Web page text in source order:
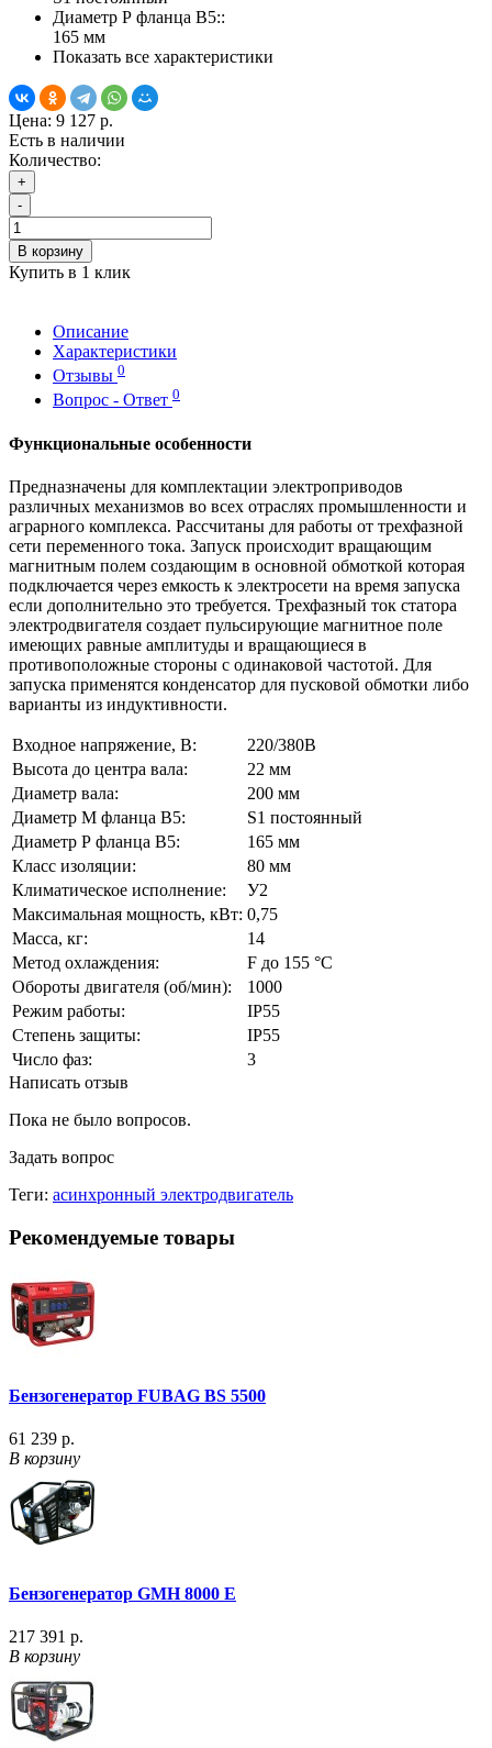
Диаметр Р фланца В5::
165 мм
Показать все характеристики
Цена: 9 127 р.
Есть в наличии
Количество:
+
-
В корзину
Купить в 1 клик
Описание
Характеристики
Отзывы 0
Вопрос - Ответ 0
Функциональные особенности
Предназначены для комплектации электроприводов
различных механизмов во всех отраслях промышленности и
аграрного комплекса. Рассчитаны для работы от трехфазной
сети переменного тока. Запуск происходит вращающим
магнитным полем создающим в основной обмоткой которая
подключается через емкость к электросети на время запуска
если дополнительно это требуется. Трехфазный ток статора
электродвигателя создает пульсирующие магнитное поле
имеющих равные амплитуды и вращающиеся в
противоположные стороны с одинаковой частотой. Для
запуска применятся конденсатор для пусковой обмотки либо
варианты из индуктивности.
Входное напряжение, В:
220/380В
Высота до центра вала:
22 мм
Диаметр вала:
200 мм
Диаметр М фланца В5:
S1 постоянный
Диаметр Р фланца В5:
165 мм
Класс изоляции:
80 мм
Климатическое исполнение:
У2
Максимальная мощность, кВт: 0,75
Масса, кг:
14
Метод охлаждения:
F до 155 °C
Обороты двигателя (об/мин):
1000
Режим работы:
IP55
Степень защиты:
IP55
Число фаз:
3
Написать отзыв
Пока не было вопросов.
Задать вопрос
Теги: асинхронный электродвигатель
Рекомендуемые товары
Бензогенератор FUBAG BS 5500
61 239 р.
В корзину
Бензогенератор GMH 8000 E
217 391 р.
В корзину